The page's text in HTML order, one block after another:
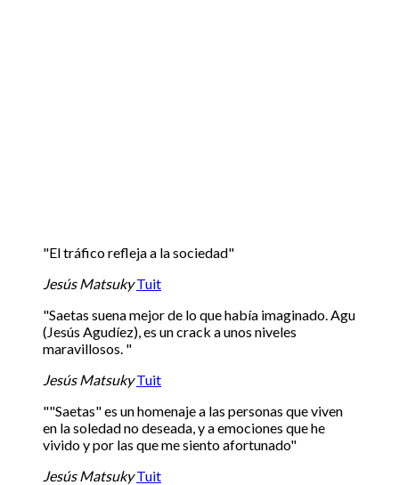
"El tráfico refleja a la sociedad"
Jesús Matsuky Tuit
"Saetas suena mejor de lo que había imaginado. Agu
(Jesús Agudíez), es un crack a unos niveles
maravillosos. "
Jesús Matsuky Tuit
""Saetas" es un homenaje a las personas que viven
en la soledad no deseada, y a emociones que he
vivido y por las que me siento afortunado"
Jesús Matsuky Tuit